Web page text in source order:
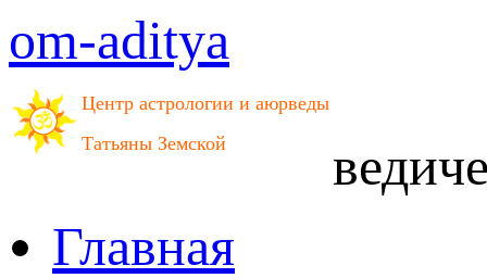
om-aditya
Центр астрологии и аюрведы
Татьяны Земской
Главная